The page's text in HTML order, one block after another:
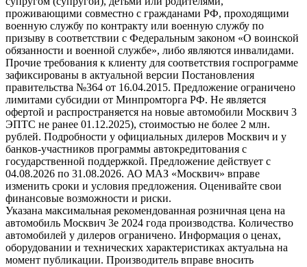
проживающими совместно с гражданами РФ, проходящими
военную службу по контракту или военную службу по
призыву в соответствии с Федеральным законом «О воинской
обязанности и военной службе», либо являются инвалидами.
Прочие требования к клиенту для соответствия госпрограмме
зафиксированы в актуальной версии Постановления
правительства №364 от 16.04.2015. Предложение ограничено
лимитами субсидии от Минпромторга РФ. Не является
офертой и распространяется на новые автомобили Москвич 3
ЭПТС не ранее 01.12.2025), стоимостью не более 2 млн.
рублей. Подробности у официальных дилеров Москвич и у
банков-участников программы автокредитования с
государственной поддержкой. Предложение действует с
04.08.2026 по 31.08.2026. АО МАЗ «Москвич» вправе
изменить сроки и условия предложения. Оценивайте свои
финансовые возможности и риски.
Указана максимальная рекомендованная розничная цена на
автомобиль Москвич 3e 2024 года производства. Количество
автомобилей у дилеров ограничено. Информация о ценах,
оборудовании и технических характеристиках актуальна на
момент публикации. Производитель вправе вносить